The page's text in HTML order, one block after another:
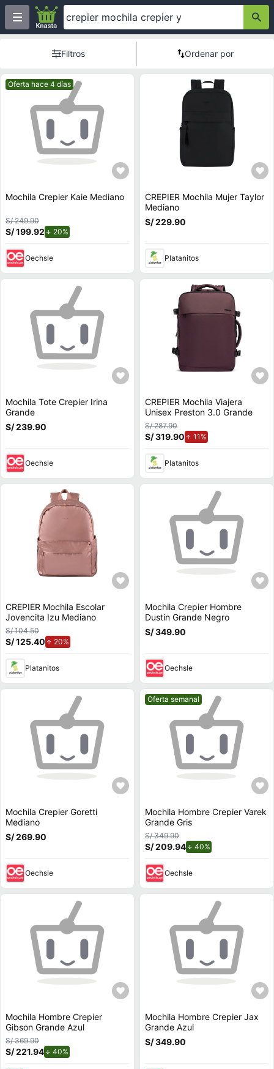
Filtros Ordenar por
Mejor precio.
Oferta hace 4 días
Mochila Crepier Kaie Mediano
S/ 249.90
S/ 199.92 20%
Oechsle
CREPIER Mochila Mujer Taylor
Mediano
S/ 229.90
Platanitos
Mochila Tote Crepier Irina
Grande
S/ 239.90
Oechsle
CREPIER Mochila Viajera
Unisex Preston 3.0 Grande
S/ 287.90
S/ 319.90 11%
Platanitos
CREPIER Mochila Escolar
Jovencita Izu Mediano
S/ 104.50
S/ 125.40 20%
Platanitos
Mochila Crepier Hombre
Dustin Grande Negro
S/ 349.90
Oechsle
Mochila Crepier Goretti
Mediano
S/ 269.90
Oechsle
Mejor precio.
Oferta semanal
Mochila Hombre Crepier Varek
Grande Gris
S/ 349.90
S/ 209.94 40%
Oechsle
Mochila Hombre Crepier
Gibson Grande Azul
S/ 369.90
S/ 221.94 40%
Mochila Hombre Crepier Jax
Grande Azul
S/ 349.90